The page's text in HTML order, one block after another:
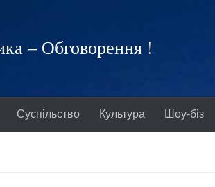
– Обговорення !
Суспільство Культура Шоу-біз